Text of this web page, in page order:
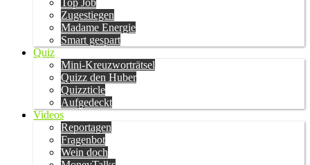
Top Job
Zugestiegen
Madame Energie
Smart gespart
Quiz
Mini-Kreuzworträtsel
Quizz den Huber
Quizzticle
Aufgedeckt
Videos
Reportagen
Fragenbot
Wein doch